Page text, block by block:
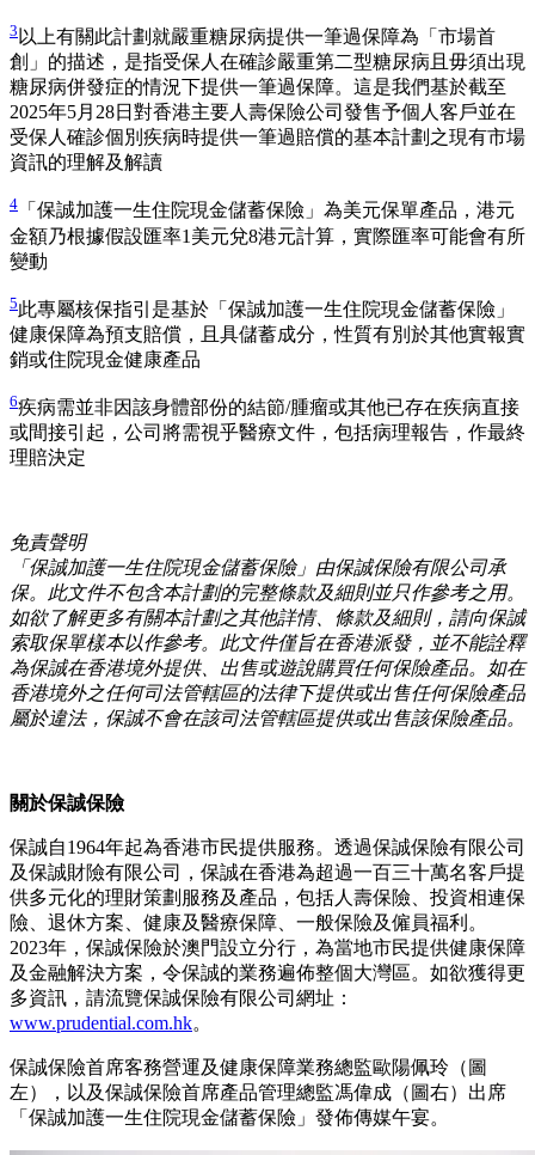
3 以上有關此計劃就嚴重糖尿病提供一筆過保障為「市場首
創」的描述，是指受保人在確診嚴重第二型糖尿病且毋須出現
糖尿病併發症的情況下提供一筆過保障。這是我們基於截至
2025年5月28日對香港主要人壽保險公司發售予個人客戶並在
受保人確診個別疾病時提供一筆過賠償的基本計劃之現有市場
資訊的理解及解讀
4 「保誠加護一生住院現金儲蓄保險」為美元保單產品，港元
金額乃根據假設匯率1美元兌8港元計算，實際匯率可能會有所
變動
5此專屬核保指引是基於「保誠加護一生住院現金儲蓄保險」
健康保障為預支賠償，且具儲蓄成分，性質有別於其他實報實
銷或住院現金健康產品
6疾病需並非因該身體部份的結節/腫瘤或其他已存在疾病直接
或間接引起，公司將需視乎醫療文件，包括病理報告，作最終
理賠決定
免責聲明
「保誠加護一生住院現金儲蓄保險」由保誠保險有限公司承
保。此文件不包含本計劃的完整條款及細則並只作參考之用。
如欲了解更多有關本計劃之其他詳情、條款及細則，請向保誠
索取保單樣本以作參考。此文件僅旨在香港派發，並不能詮釋
為保誠在香港境外提供、出售或遊說購買任何保險產品。如在
香港境外之任何司法管轄區的法律下提供或出售任何保險產品
屬於違法，保誠不會在該司法管轄區提供或出售該保險產品。
關於保誠保險
保誠自1964年起為香港市民提供服務。透過保誠保險有限公司
及保誠財險有限公司，保誠在香港為超過一百三十萬名客戶提
供多元化的理財策劃服務及產品，包括人壽保險、投資相連保
險、退休方案、健康及醫療保障、一般保險及僱員福利。
2023年，保誠保險於澳門設立分行，為當地市民提供健康保障
及金融解決方案，令保誠的業務遍佈整個大灣區。如欲獲得更
多資訊，請流覽保誠保險有限公司網址：
www.prudential.com.hk。
保誠保險首席客務營運及健康保障業務總監歐陽佩玲（圖
左），以及保誠保險首席產品管理總監馮偉成（圖右）出席
「保誠加護一生住院現金儲蓄保險」發佈傳媒午宴。